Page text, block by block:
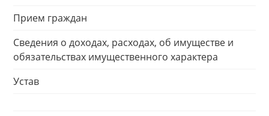
Прием граждан
Сведения о доходах, расходах, об имуществе и
обязательствах имущественного характера
Устав